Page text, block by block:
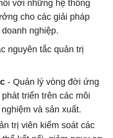
với những hệ thống
cho các giải pháp
nghiệp.
nguyên tắc quản trị
- Quản lý vòng đời ứng
triển trên các môi
và sản xuất.
trị viên kiểm soát các